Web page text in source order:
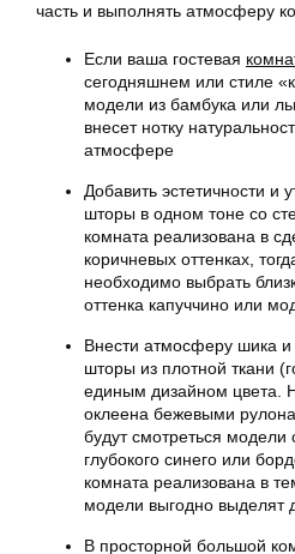
часть и выполнять атмосферу
Если ваша гостевая
сегодняшнем или стиле
модели из бамбука или
внесет нотку
атмосфере
Добавить эстетичности и
шторы в одном тоне со
комната реализована в
коричневых оттенках,
необходимо выбрать
оттенка капуччино или
Внести атмосферу шика и
шторы из плотной ткани
единым дизайном цвета.
оклеена бежевыми
будут смотреться модели
глубокого синего или
комната реализована в
модели выгодно выделят
В просторной большой